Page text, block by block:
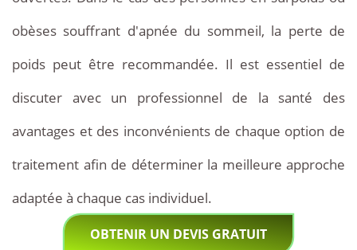
obèses souffrant d'apnée du sommeil, la perte de
poids peut être recommandée. Il est essentiel de
discuter avec un professionnel de la santé des
avantages et des inconvénients de chaque option de
traitement afin de déterminer la meilleure approche
adaptée à chaque cas individuel.
OBTENIR UN DEVIS GRATUIT